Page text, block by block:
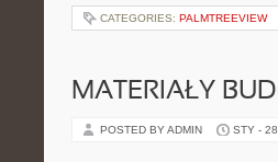
CATEGORIES: PALMTREEVIEW
MATERIAŁY
POSTED BY ADMIN STY -